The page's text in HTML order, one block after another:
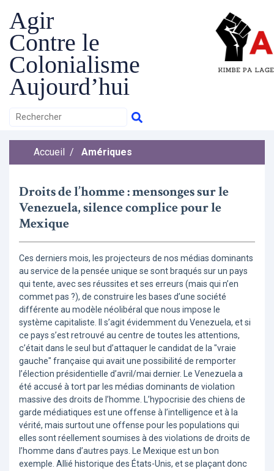
Agir
Contre le
Colonialisme
Aujourd’hui
Accueil / Amériques
Droits de l’homme : mensonges sur le
Venezuela, silence complice pour le
Mexique
Ces derniers mois, les projecteurs de nos médias dominants
au service de la pensée unique se sont braqués sur un pays
qui tente, avec ses réussites et ses erreurs (mais qui n’en
commet pas ?), de construire les bases d’une société
différente au modèle néolibéral que nous impose le
système capitaliste. Il s’agit évidemment du Venezuela, et si
ce pays s’est retrouvé au centre de toutes les attentions,
c’était dans le seul but d’attaquer le candidat de la "vraie
gauche" française qui avait une possibilité de remporter
l’élection présidentielle d’avril/mai dernier. Le Venezuela a
été accusé à tort par les médias dominants de violation
massive des droits de l’homme. L’hypocrisie des chiens de
garde médiatiques est une offense à l’intelligence et à la
vérité, mais surtout une offense pour les populations qui
elles sont réellement soumises à des violations de droits de
l’homme dans d’autres pays. Le Mexique est un bon
exemple. Allié historique des États-Unis, et se plaçant donc